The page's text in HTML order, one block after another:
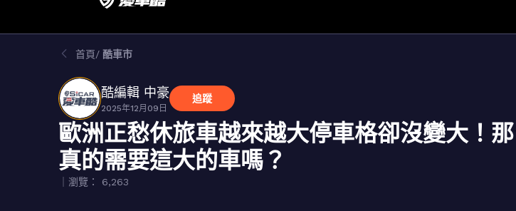
首頁 酷車市
酷編輯 中豪
2025年12月09日
追蹤
歐洲正愁休旅車越來越大停車格卻沒變大！
真的需要這大的車嗎？
｜瀏覽： 6,263